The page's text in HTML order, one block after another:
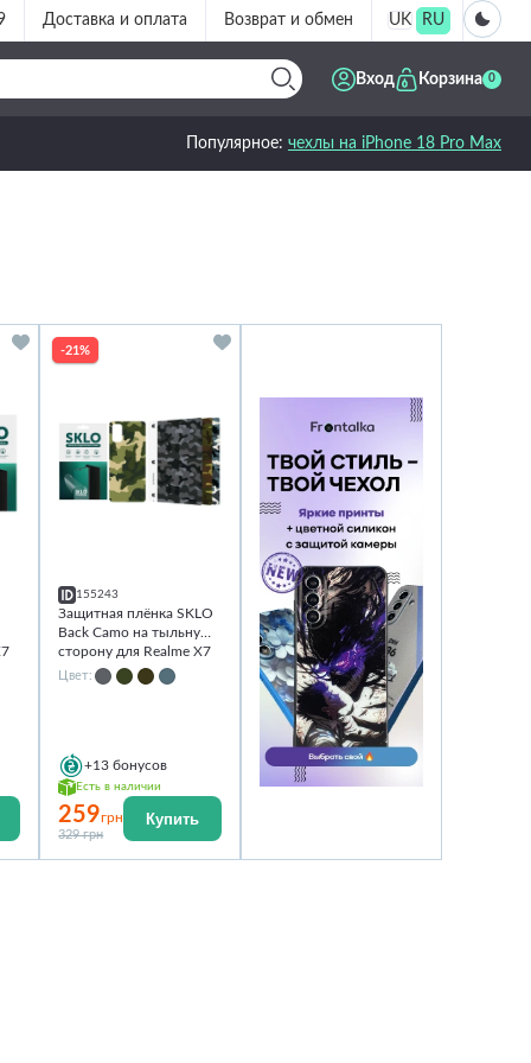
Доставка и оплата Возврат и обмен UK RU
Вход Корзина 0
Популярное: чехлы на iPhone 18 Pro Max
-21%
155243
Защитная плёнка SKLO
Back Camo на тыльную
сторону для Realme X7
Pro
Цвет:
+13 бонусов
Есть в наличии
259грн
329 грн
Купить